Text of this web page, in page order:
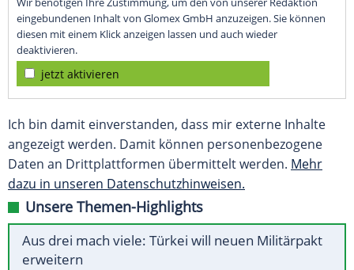
eingebundenen Inhalt von Glomex GmbH anzuzeigen. Sie können
diesen mit einem Klick anzeigen lassen und auch wieder
deaktivieren.
jetzt aktivieren
Ich bin damit einverstanden, dass mir externe Inhalte
angezeigt werden. Damit können personenbezogene
Daten an Drittplattformen übermittelt werden. Mehr
dazu in unseren Datenschutzhinweisen.
Unsere Themen-Highlights
Aus drei mach viele: Türkei will neuen Militärpakt
erweitern